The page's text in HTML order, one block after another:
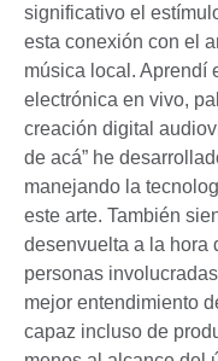
significativo el
esta conexión con el
música local. Aprendí
electrónica en vivo,
creación digital
de acá” he
manejando la
este arte. También
desenvuelta a la hora
personas
mejor entendimiento
capaz incluso de